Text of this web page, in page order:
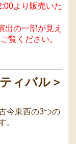
より販売いた
出の一部が見え
覧ください。
ィバル＞
今東西の3つの
。